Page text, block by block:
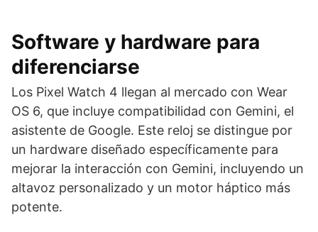
Software y hardware para
diferenciarse
Los Pixel Watch 4 llegan al mercado con Wear
OS 6, que incluye compatibilidad con Gemini, el
asistente de Google. Este reloj se distingue por
un hardware diseñado específicamente para
mejorar la interacción con Gemini, incluyendo un
altavoz personalizado y un motor háptico más
potente.